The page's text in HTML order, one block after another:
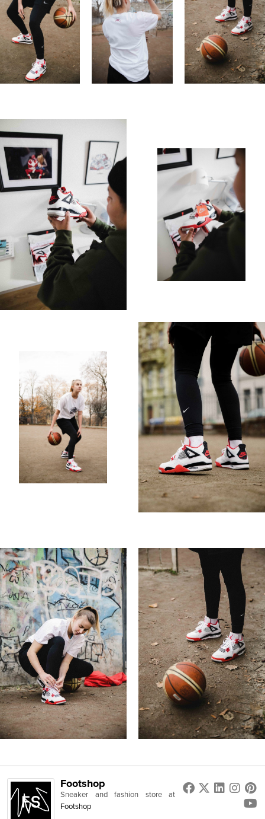
Footshop
Sneaker and fashion storeat
Footshop